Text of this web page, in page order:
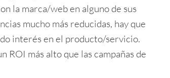
la marca/web en alguno de sus
mucho más reducidas, hay que
interés en el producto/servicio.
ROI más alto que las campañas de